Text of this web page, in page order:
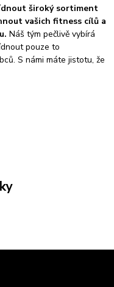
široký sortiment
vašich fitness cílů a
Náš tým pečlivě vybírá
pouze to
S námi máte jistotu, že